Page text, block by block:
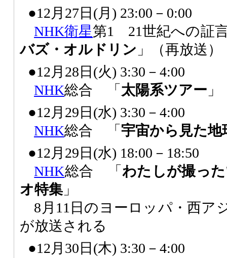
●12月27日(月) 23:00－0:00
NHK衛星第1 21世紀への証
バズ・オルドリン 」（再放送）
●12月28日(火) 3:30－4:00
NHK総合 「 太陽系ツアー 」
●12月29日(水) 3:30－4:00
NHK総合 「 宇宙から見た地
●12月29日(水) 18:00－18:50
NHK総合 「わたしが撮っ
オ特集 」
8月11日のヨーロッパ・西ア
が放送される
●12月30日(木) 3:30－4:00